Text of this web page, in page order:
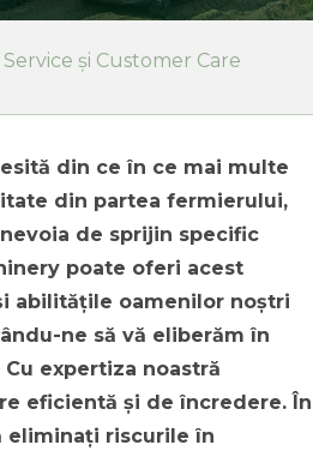
Service și Customer Care
din ce în ce mai multe
din partea fermierului,
de sprijin specific
poate oferi acest
abilitățile oamenilor noștri
ne să vă eliberăm în
expertiza noastră
eficientă și de încredere. În
eliminați riscurile în